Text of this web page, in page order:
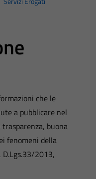
che le
a pubblicare nel
buona
fenomeni della
2013,